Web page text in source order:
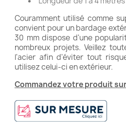
Couramment utilisé comme
convient pour un bardage
30 mm dispose d'une
nombreux projets. Veillez
l'acier afin d'éviter tout
utilisez celui-ci en extérieur.
Commandez votre produit